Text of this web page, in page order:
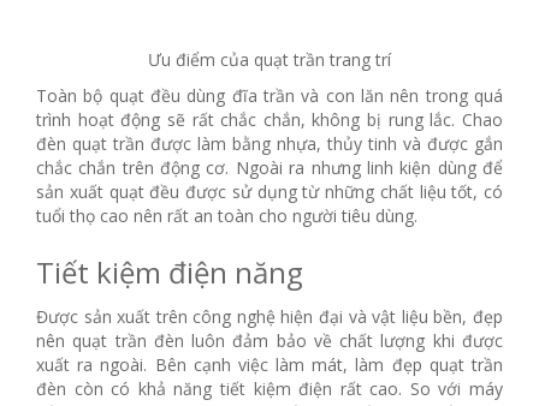
Ưu điểm của quạt trần trang trí
Toàn bộ quạt đều dùng đĩa trần và con lăn nên trong quá
trình hoạt động sẽ rất chắc chắn, không bị rung lắc. Chao
đèn quạt trần được làm bằng nhựa, thủy tinh và được gắn
chắc chắn trên động cơ. Ngoài ra nhưng linh kiện dùng để
sản xuất quạt đều được sử dụng từ những chất liệu tốt, có
tuổi thọ cao nên rất an toàn cho người tiêu dùng.
Tiết kiệm điện năng
Được sản xuất trên công nghệ hiện đại và vật liệu bền, đẹp
nên quạt trần đèn luôn đảm bảo về chất lượng khi được
xuất ra ngoài. Bên cạnh việc làm mát, làm đẹp quạt trần
đèn còn có khả năng tiết kiệm điện rất cao. So với máy